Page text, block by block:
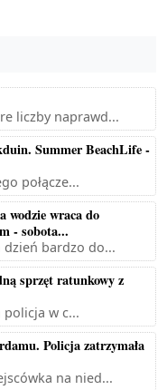
liczby naprawd...
Summer BeachLife -
połącze...
wodzie wraca do
- sobota...
bardzo do...
sprzęt ratunkowy z
policja w c...
Policja zatrzymała
na nied...